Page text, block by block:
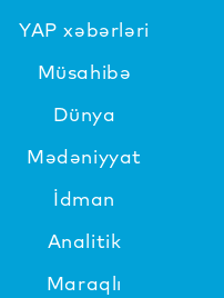
YAP xəbərləri
Müsahibə
Dünya
Mədəniyyat
İdman
Analitik
Maraqlı